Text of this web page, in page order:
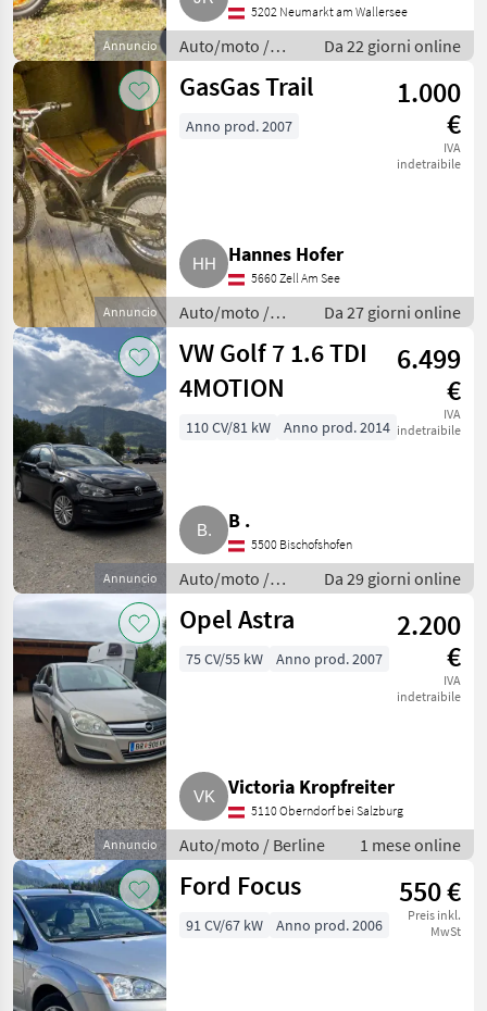
Annuncio
5202 Neumarkt am Wallersee
Auto/moto /
Berline
Da 22 giorni online
Annuncio
GasGas Trail
1.000
€
IVA
indetraibile
Anno prod. 2007
Hannes Hofer
5660 Zell Am See
Auto/moto /
Berline
Da 27 giorni online
Annuncio
VW Golf 7 1.6 TDI
4MOTION
6.499
€
IVA
indetraibile
110 CV/81 kW Anno prod. 2014
B .
5500 Bischofshofen
Auto/moto /
Berline
Da 29 giorni online
Annuncio
Opel Astra
2.200
€
IVA
indetraibile
75 CV/55 kW Anno prod. 2007
Victoria Kropfreiter
5110 Oberndorf bei Salzburg
Auto/moto / Berline 1 mese online
Ford Focus 550 €
Preis inkl.
MwSt
91 CV/67 kW Anno prod. 2006